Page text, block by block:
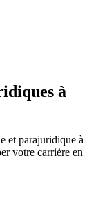
à
et parajuridique à
votre carrière en